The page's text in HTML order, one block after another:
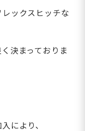
ックスヒッチな
決まっておりま
により、